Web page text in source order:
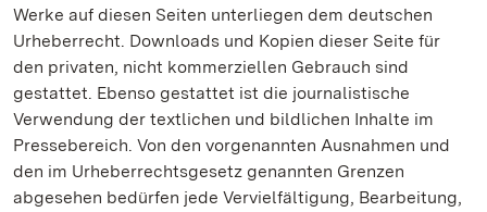
Werke auf diesen Seiten unterliegen dem deutschen
Urheberrecht. Downloads und Kopien dieser Seite für
den privaten, nicht kommerziellen Gebrauch sind
gestattet. Ebenso gestattet ist die journalistische
Verwendung der textlichen und bildlichen Inhalte im
Pressebereich. Von den vorgenannten Ausnahmen und
den im Urheberrechtsgesetz genannten Grenzen
abgesehen bedürfen jede Vervielfältigung, Bearbeitung,